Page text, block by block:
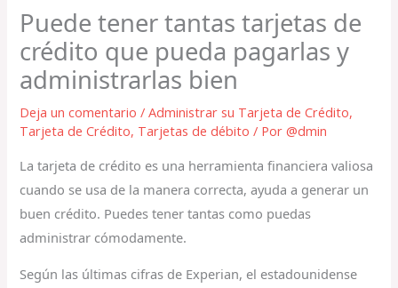
Puede tener tantas tarjetas de
crédito que pueda pagarlas y
administrarlas bien
Deja un comentario /Administrar su Tarjeta de Crédito,
Tarjeta de Crédito, Tarjetas de débito / Por@dmin
La tarjeta de crédito es una herramienta financiera valiosa
cuando se usa de la manera correcta, ayuda a generar un
buen crédito. Puedes tener tantas como puedas
administrar cómodamente.
Según las últimas cifras de Experian, el estadounidense